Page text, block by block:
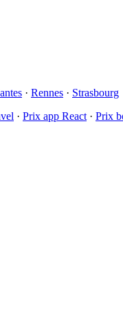
· Rennes · Strasbourg
· Prix app React · Prix